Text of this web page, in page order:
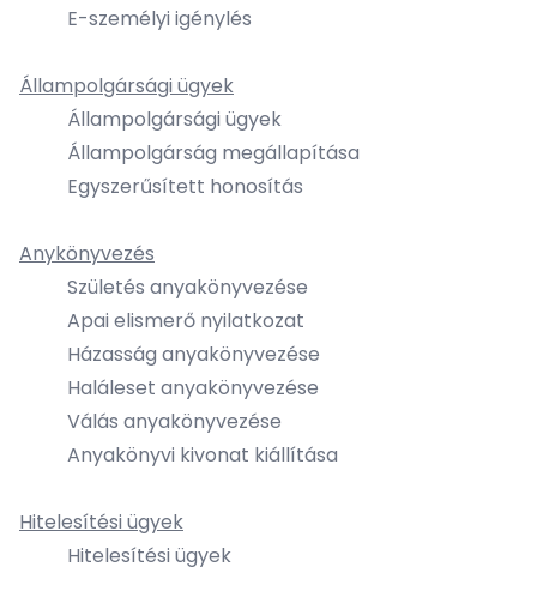
E-személyi igénylés
Állampolgársági ügyek
Állampolgársági ügyek
Állampolgárság megállapítása
Egyszerűsített honosítás
Anykönyvezés
Születés anyakönyvezése
Apai elismerő nyilatkozat
Házasság anyakönyvezése
Haláleset anyakönyvezése
Válás anyakönyvezése
Anyakönyvi kivonat kiállítása
Hitelesítési ügyek
Hitelesítési ügyek